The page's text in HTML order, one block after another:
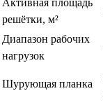
Активная площадь
решётки, м²
Диапазон рабочих
нагрузок
Шурующая планка